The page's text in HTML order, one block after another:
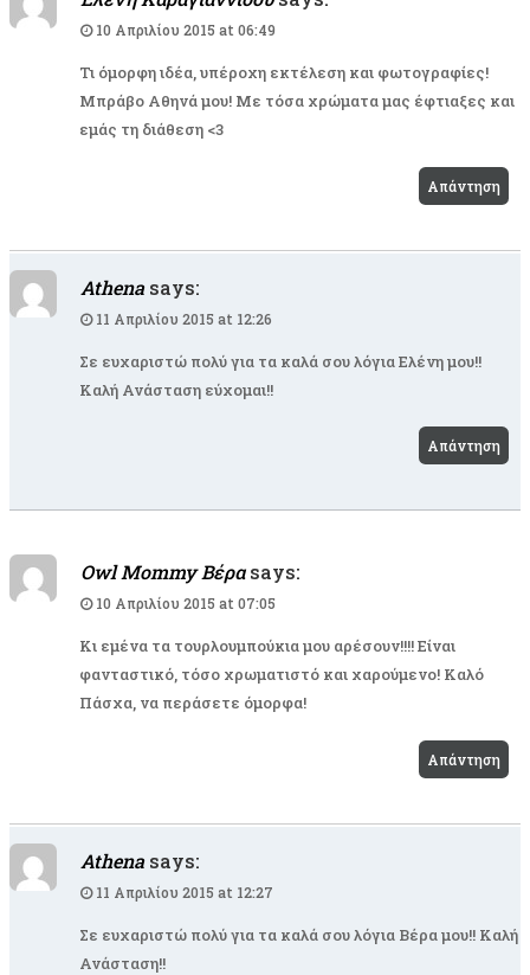
10 Απριλίου 2015 at 06:49
Τι όμορφη ιδέα, υπέροχη εκτέλεση και φωτογραφίες!
Μπράβο Αθηνά μου! Με τόσα χρώματα μας έφτιαξες και
εμάς τη διάθεση <3
Απάντηση
Athena says:
11 Απριλίου 2015 at 12:26
Σε ευχαριστώ πολύ για τα καλά σου λόγια Ελένη μου!!
Καλή Ανάσταση εύχομαι!!
Απάντηση
Owl Mommy Βέρα says:
10 Απριλίου 2015 at 07:05
Κι εμένα τα τουρλουμπούκια μου αρέσουν!!!! Είναι
φανταστικό, τόσο χρωματιστό και χαρούμενο! Καλό
Πάσχα, να περάσετε όμορφα!
Απάντηση
Athena says:
11 Απριλίου 2015 at 12:27
Σε ευχαριστώ πολύ για τα καλά σου λόγια Βέρα μου!! Καλή
Ανάσταση!!